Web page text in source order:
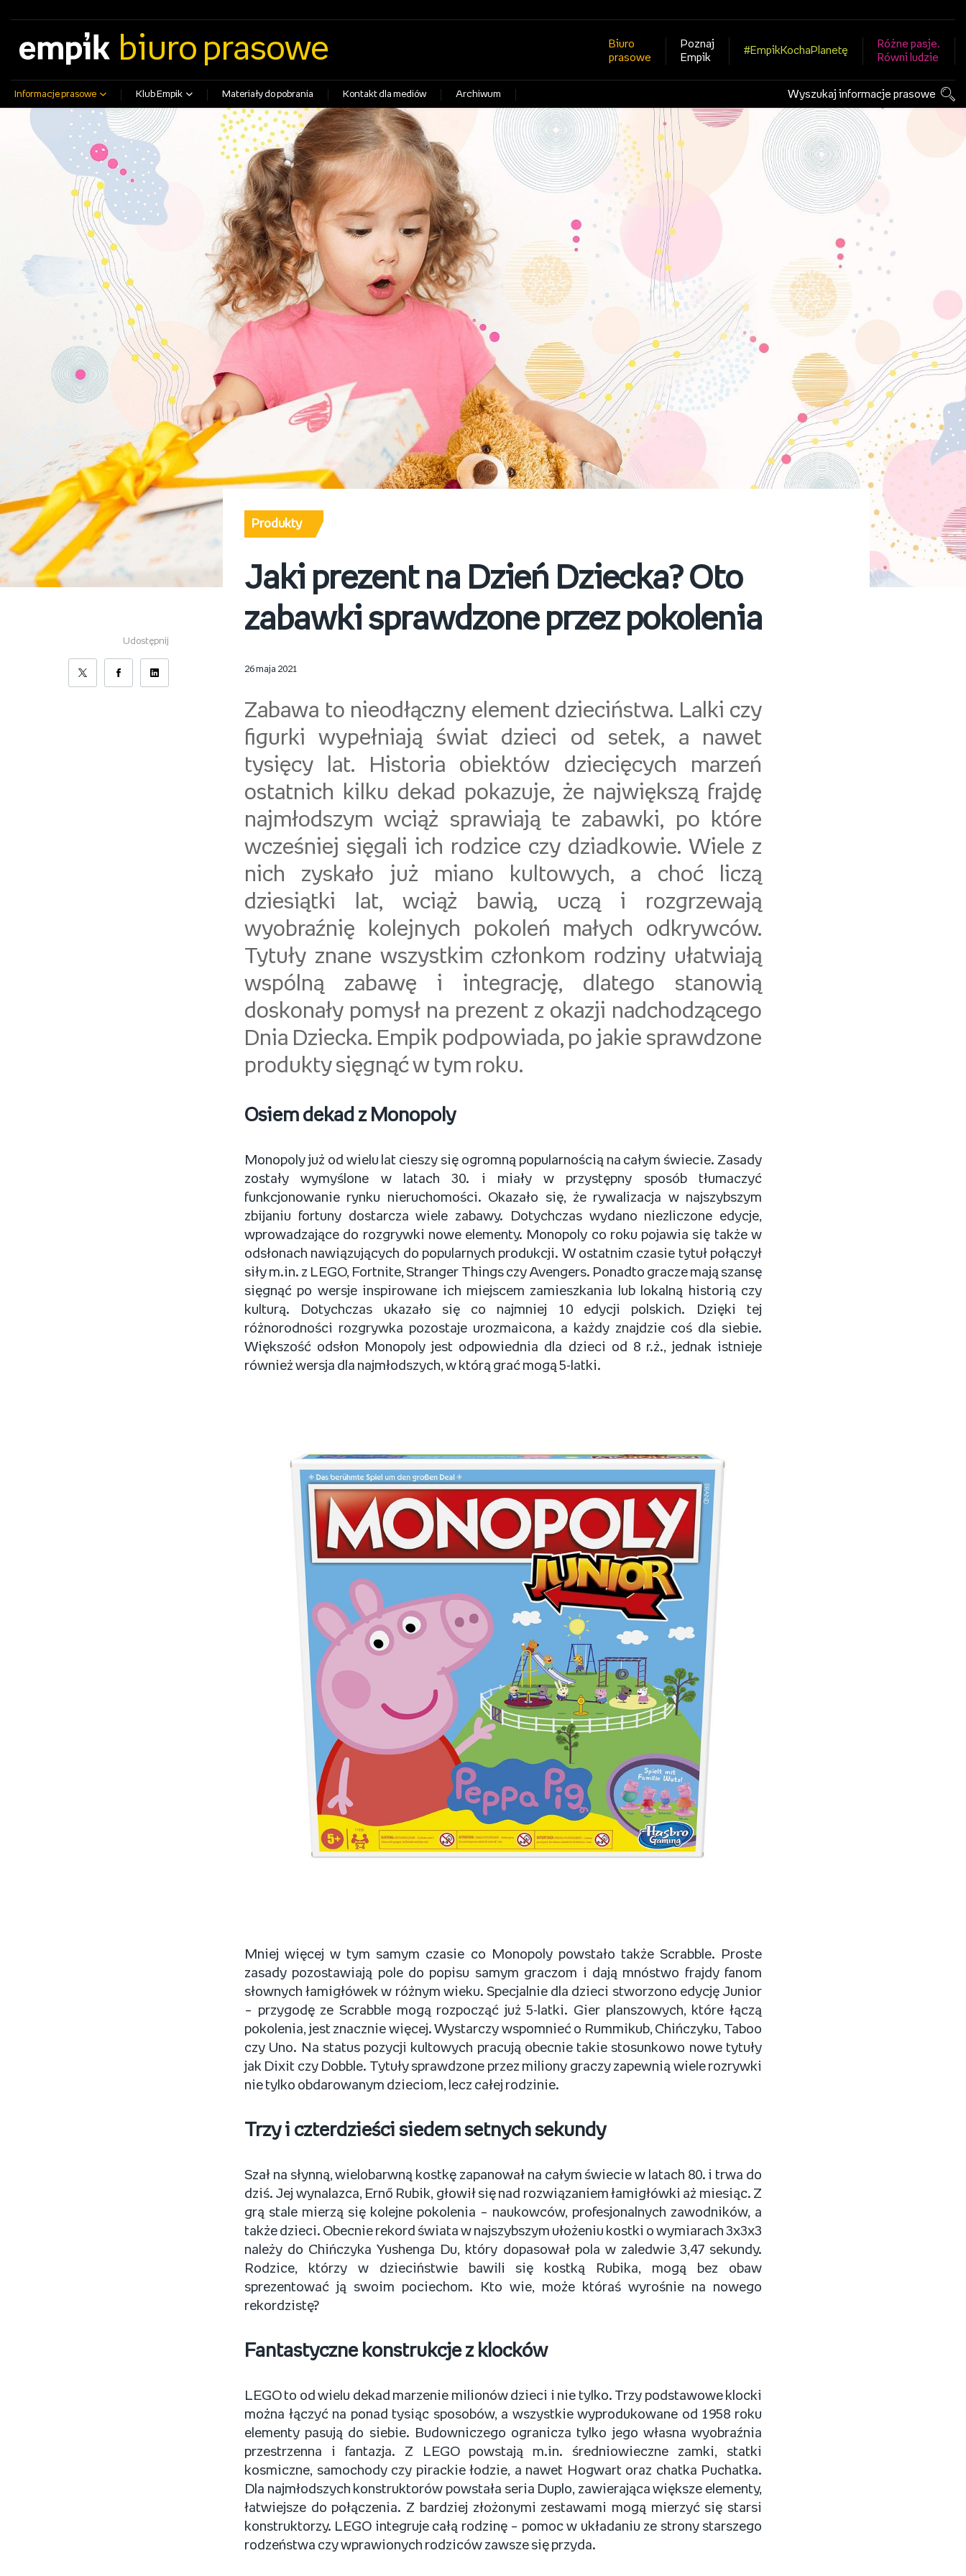
biuro prasowe
Biuro
prasowe
Poznaj
Empik
#EmpikKochaPlanetę
Różne pasje.
Równi ludzie
Informacje prasowe Klub Empik Materiały do pobrania Kontakt dla mediów Archiwum Wyszukaj informacje prasowe
Udostępnij
Produkty
Jaki prezent na Dzień Dziecka? Oto
zabawki sprawdzone przez pokolenia
26 maja 2021
Zabawa to nieodłączny element dzieciństwa. Lalki czy
figurki wypełniają świat dzieci od setek, a nawet
tysięcy lat. Historia obiektów dziecięcych marzeń
ostatnich kilku dekad pokazuje, że największą frajdę
najmłodszym wciąż sprawiają te zabawki, po które
wcześniej sięgali ich rodzice czy dziadkowie. Wiele z
nich zyskało już miano kultowych, a choć liczą
dziesiątki lat, wciąż bawią, uczą i rozgrzewają
wyobraźnię kolejnych pokoleń małych odkrywców.
Tytuły znane wszystkim członkom rodziny ułatwiają
wspólną zabawę i integrację, dlatego stanowią
doskonały pomysł na prezent z okazji nadchodzącego
Dnia Dziecka. Empik podpowiada, po jakie sprawdzone
produkty sięgnąć w tym roku.
Osiem dekad z Monopoly
Monopoly już od wielu lat cieszy się ogromną popularnością na całym świecie. Zasady
zostały wymyślone w latach 30. i miały w przystępny sposób tłumaczyć
funkcjonowanie rynku nieruchomości. Okazało się, że rywalizacja w najszybszym
zbijaniu fortuny dostarcza wiele zabawy. Dotychczas wydano niezliczone edycje,
wprowadzające do rozgrywki nowe elementy. Monopoly co roku pojawia się także w
odsłonach nawiązujących do popularnych produkcji. W ostatnim czasie tytuł połączył
siły m.in. z LEGO, Fortnite, Stranger Things czy Avengers. Ponadto gracze mają szansę
sięgnąć po wersje inspirowane ich miejscem zamieszkania lub lokalną historią czy
kulturą. Dotychczas ukazało się co najmniej 10 edycji polskich. Dzięki tej
różnorodności rozgrywka pozostaje urozmaicona, a każdy znajdzie coś dla siebie.
Większość odsłon Monopoly jest odpowiednia dla dzieci od 8 r.ż., jednak istnieje
również wersja dla najmłodszych, w którą grać mogą 5-latki.
Mniej więcej w tym samym czasie co Monopoly powstało także Scrabble. Proste
zasady pozostawiają pole do popisu samym graczom i dają mnóstwo frajdy fanom
słownych łamigłówek w różnym wieku. Specjalnie dla dzieci stworzono edycję Junior
– przygodę ze Scrabble mogą rozpocząć już 5-latki. Gier planszowych, które łączą
pokolenia, jest znacznie więcej. Wystarczy wspomnieć o Rummikub, Chińczyku, Taboo
czy Uno. Na status pozycji kultowych pracują obecnie takie stosunkowo nowe tytuły
jak Dixit czy Dobble. Tytuły sprawdzone przez miliony graczy zapewnią wiele rozrywki
nie tylko obdarowanym dzieciom, lecz całej rodzinie.
Trzy i czterdzieści siedem setnych sekundy
Szał na słynną, wielobarwną kostkę zapanował na całym świecie w latach 80. i trwa do
dziś. Jej wynalazca, Ernő Rubik, głowił się nad rozwiązaniem łamigłówki aż miesiąc. Z
grą stale mierzą się kolejne pokolenia – naukowców, profesjonalnych zawodników, a
także dzieci. Obecnie rekord świata w najszybszym ułożeniu kostki o wymiarach 3x3x3
należy do Chińczyka Yushenga Du, który dopasował pola w zaledwie 3,47 sekundy.
Rodzice, którzy w dzieciństwie bawili się kostką Rubika, mogą bez obaw
sprezentować ją swoim pociechom. Kto wie, może któraś wyrośnie na nowego
rekordzistę?
Fantastyczne konstrukcje z klocków
LEGO to od wielu dekad marzenie milionów dzieci i nie tylko. Trzy podstawowe klocki
można łączyć na ponad tysiąc sposobów, a wszystkie wyprodukowane od 1958 roku
elementy pasują do siebie. Budowniczego ogranicza tylko jego własna wyobraźnia
przestrzenna i fantazja. Z LEGO powstają m.in. średniowieczne zamki, statki
kosmiczne, samochody czy pirackie łodzie, a nawet Hogwart oraz chatka Puchatka.
Dla najmłodszych konstruktorów powstała seria Duplo, zawierająca większe elementy,
łatwiejsze do połączenia. Z bardziej złożonymi zestawami mogą mierzyć się starsi
konstruktorzy. LEGO integruje całą rodzinę – pomoc w układaniu ze strony starszego
rodzeństwa czy wprawionych rodziców zawsze się przyda.